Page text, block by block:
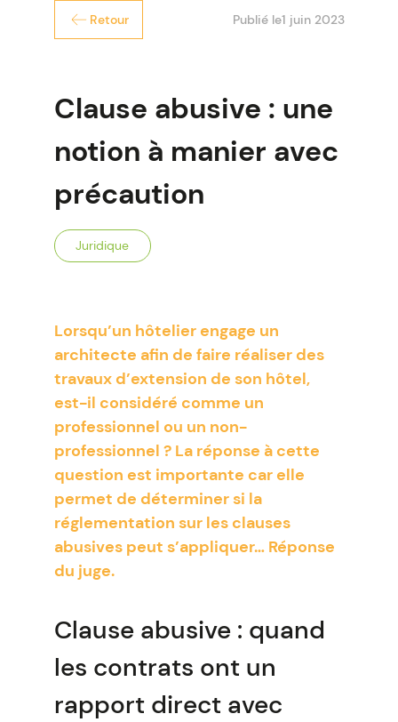
Retour Publié le1 juin 2023
Clause abusive : une
notion à manier avec
précaution
Juridique
Lorsqu’un hôtelier engage un
architecte afin de faire réaliser des
travaux d’extension de son hôtel,
est-il considéré comme un
professionnel ou un non-
professionnel ? La réponse à cette
question est importante car elle
permet de déterminer si la
réglementation sur les clauses
abusives peut s’appliquer… Réponse
du juge.
Clause abusive : quand
les contrats ont un
rapport direct avec